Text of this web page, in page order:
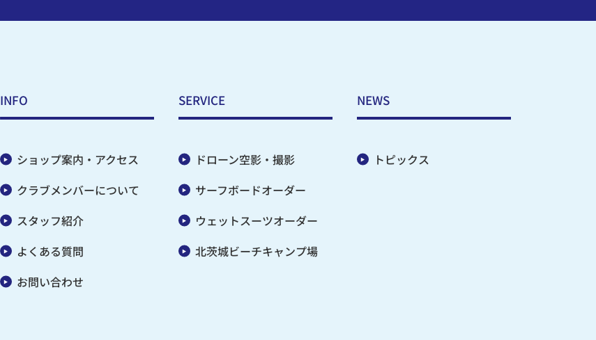
INFO
ショップ案内・アクセス
クラブメンバーについて
スタッフ紹介
よくある質問
お問い合わせ
SERVICE
ドローン空影・撮影
サーフボードオーダー
ウェットスーツオーダー
北茨城ビーチキャンプ場
NEWS
トピックス